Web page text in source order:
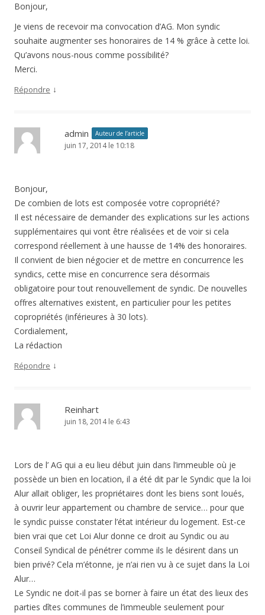
Bonjour,
Je viens de recevoir ma convocation d’AG. Mon syndic
souhaite augmenter ses honoraires de 14 % grâce à cette loi.
Qu’avons nous-nous comme possibilité?
Merci.
Répondre ↓
admin Auteur de l’article
juin 17, 2014 le 10:18
Bonjour,
De combien de lots est composée votre copropriété?
Il est nécessaire de demander des explications sur les actions
supplémentaires qui vont être réalisées et de voir si cela
correspond réellement à une hausse de 14% des honoraires.
Il convient de bien négocier et de mettre en concurrence les
syndics, cette mise en concurrence sera désormais
obligatoire pour tout renouvellement de syndic. De nouvelles
offres alternatives existent, en particulier pour les petites
copropriétés (inférieures à 30 lots).
Cordialement,
La rédaction
Répondre ↓
Reinhart
juin 18, 2014 le 6:43
Lors de l’ AG qui a eu lieu début juin dans l’immeuble où je
possède un bien en location, il a été dit par le Syndic que la loi
Alur allait obliger, les propriétaires dont les biens sont loués,
à ouvrir leur appartement ou chambre de service… pour que
le syndic puisse constater l’état intérieur du logement. Est-ce
bien vrai que cet Loi Alur donne ce droit au Syndic ou au
Conseil Syndical de pénétrer comme ils le désirent dans un
bien privé? Cela m’étonne, je n’ai rien vu à ce sujet dans la Loi
Alur…
Le Syndic ne doit-il pas se borner à faire un état des lieux des
parties dîtes communes de l’immeuble seulement pour